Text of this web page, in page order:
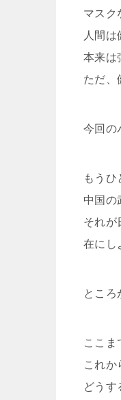
マスク
人間
本来は
ただ、
今回の
もう
中国の
それが
在にし
とこ
ここま
これ
どうす